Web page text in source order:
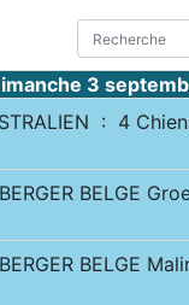
3
: 4
BELGE
BELGE